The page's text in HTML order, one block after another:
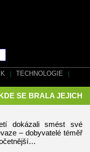
TECHNOLOGIE
SE BRALA JEJICH
dokázali smést své
– dobyvatelé téměř